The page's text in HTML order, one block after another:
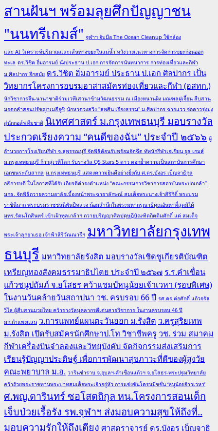
ศึกษา
จาก
มหาวิทยาลัย
กรุงเทพ
ธนบุรี
สานฝันฯ พร้อมลุยศึกปัญญาชน
"นนทรีเกมส์" จุฬาฯ จับมือ The Ocean Cleanup ใช้กล้อง
และ AI วิเคราะห์ปริมาณและเส้นทางขยะในแม่น้ำ หวังวางแนวทางการจัดการขยะก่อนออก
ทะเล ดร.วิชิต อิ่มอารมย์ นั่งประธาน ป.เอก การจัดการนันทนาการ การท่องเที่ยวและกีฬา
ม.ศิลปากร อีกสมัย ดร.วิชิต อิ่มอารมย์ ประธาน ป.เอก ศิลปากร เป็น
วิทยากรโครงการอบรมอาสาสมัครท่องเที่ยวและกีฬา (อสทก.)
นักวิชาการจีน-นานาชาติร่วมเวทีเสวนาข้ามวัฒนธรรม ณ เมืองหนานผิง มณฑลฝูเจี้ยน สืบสาน
มรดกคำสอนปรัชญาเมธีจูซี นักหวดวงสวิง "สุพศิน เรืองธรรม" ม.ศิลปากร ฉายแวว จ่อดาวรุ่งมุ่ง
สู่นักกอล์ฟทีมชาติ นิเทศศาสตร์ ม.กรุงเทพธนบุรี มอบรางวัล
ประกวดเรียงความ “คนดีของฉัน” ประจำปี ๒๕๖๖ ผู้
อำนวยการโรงเรียนกีฬา จ.สุพรรณบุรี จัดพิธีต้อนรับพร้อมอัดฉีด ทัพนักกีฬาเอเชียน ยูธ เกมส์
ม.กรุงเทพธนบุรี ก้าวสู่เวทีโลก รับรางวัล QS Stars 5 ดาว ตอกย้ำความเป็นสถาบันการศึกษา
เอกชนระดับสากล ม.กรุงเทพธนบุรี แสดงความยินดีอย่างยิ่งกับ ศ.ดร.บังอร เบ็ญจาธิกุล
อธิการบดี ในโอกาสที่ได้รับเกียรติดำรงตำแหน่ง “คณะกรรมการวิชาการสถาบันพระปกเกล้า”
มกธ. จัดพิธีถวายความอาลัยเบื้องหน้าพระฉายาลักษณ์ สมเด็จพระนางเจ้าสิริกิติ์ พระบรม
ราชินีนาถ พระบรมราชชนนีพันปีหลวง น้อมสำนึกในพระมหากรุณาธิคุณอันหาที่สุดมิได้
มทร.รัตนโกสินทร์ เข้าเฝ้าทูลเกล้าฯ ถวายปริญญาศิลปดุษฎีบัณฑิตกิตติมศักดิ์ แด่ สมเด็จ
พระเจ้าลูกยาเธอ เจ้าฟ้าสิริวัณณวรีฯ มหาวิทยาลัยกรุงเทพ
ธนบุรี มหาวิทยาลัยรังสิต มอบรางวัลเชิดชูเกียรติบัณฑิต
เหรียญทองสังคมธรรมาธิปไตย ประจำปี ๒๕๖๗ ร.ร.คำเขื่อน
แก้วชนูปถัมภ์ จ.ยโสธร คว้าแชมป์หนูน้อยเจ้าเวหา (รอบพิเศษ)
ในงานวันคล้ายวันสถาปนา วช. ครบรอบ 66 ปี รศ.ดร.ต่อศักดิ์ แก้วจรัส
วิไล ผู้สืบสานมวยไทย คว้ารางวัลบุคลากรดีเด่นสายวิชาการ ในงานครบรอบ 46 ปี
มก.กำแพงแสน ว.การแพทย์แผนตะวันออก ม.รังสิต ว.ครูสุริยเทพ
ม.รังสิต เปิดรับสมัครนักศึกษาป.โท วิชาชีพครู วช. ร่วม สมาคม
กีฬาเครื่องบินจำลองและวิทยุบังคับ จัดกิจกรรมส่งเสริมการ
เรียนรู้ปัญญาประดิษฐ์ เพื่อการพัฒนาสุขภาวะที่ดีของผู้สูงวัย
คณะพยาบาล ม.อ. วารินชำราบ จ.อุบลฯ-คำเขื่อนแก้วฯ จ.ยโสธร-พระปฐมวิทยาลัย
คว้าถ้วยพระราชทานพระบาทสมเด็จพระเจ้าอยู่หัว การแข่งขันโดรนมิชชั่น ‘หนูน้อยจ้าวเวหา’
ศ.พญ.ดารินทร์ ซอโสตถิกุล หน.โครงการสอนเด็ก
เจ็บป่วยเรื้อรัง รพ.จุฬาฯ ส่งมอบความสุขให้ถึงที่..
มอบความรักให้ถึงเตียง ศาสตราจารย์ ดร.บังอร เบ็ญจาธิ